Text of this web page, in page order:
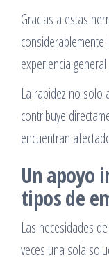
Gracias a estas
experiencia
La rapidez no solo
contribuye
encuentran
Un apoyo
tipos de
Las necesidades
veces una sola